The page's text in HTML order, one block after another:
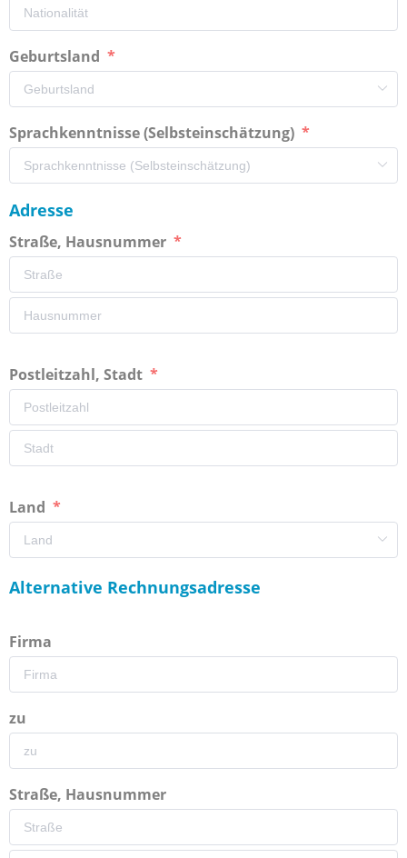
Geburtsland
Sprachkenntnisse (Selbsteinschätzung)
Adresse
Straße, Hausnummer
Postleitzahl, Stadt
Land
Alternative Rechnungsadresse
Firma
zu
Straße, Hausnummer